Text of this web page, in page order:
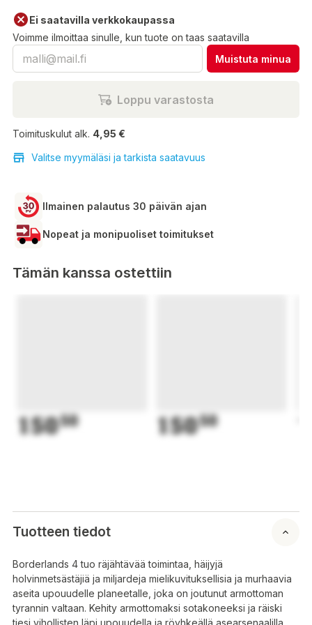
Ei saatavilla verkkokaupassa
Voimme ilmoittaa sinulle, kun tuote on taas saatavilla
Muistuta minua
Loppu varastosta
Toimituskulut alk. 4,95 €
Valitse myymäläsi ja tarkista saatavuus
Ilmainen palautus 30 päivän ajan
Nopeat ja monipuoliset toimitukset
Tämän kanssa ostettiin
15050 15050
Tuotteen tiedot
Borderlands 4 tuo räjähtävää toimintaa, häijyjä
holvinmetsästäjiä ja miljardeja mielikuvituksellisia ja murhaavia
aseita upouudelle planeetalle, joka on joutunut armottoman
tyrannin valtaan. Kehity armottomaksi sotakoneeksi ja räiski
tiesi vihollisten läpi upouudella ja röyhkeällä asearsenaalilla.